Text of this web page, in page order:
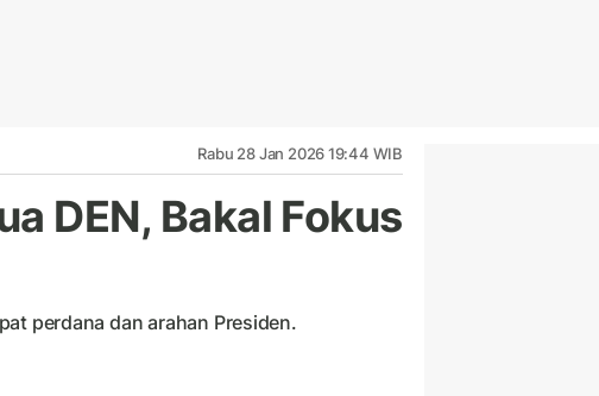
Rabu 28 Jan 2026 19:44 WIB
DEN, Bakal Fokus
perdana dan arahan Presiden.